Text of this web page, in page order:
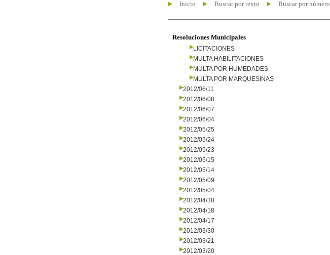
Inicio Buscar por texto Buscar por número
Resoluciones Municipales
LICITACIONES
MULTA HABILITACIONES
MULTA POR HUMEDADES
MULTA POR MARQUESINAS
2012/06/11
2012/06/08
2012/06/07
2012/06/04
2012/05/25
2012/05/24
2012/05/23
2012/05/15
2012/05/14
2012/05/09
2012/05/04
2012/04/30
2012/04/18
2012/04/17
2012/03/30
2012/03/21
2012/03/20